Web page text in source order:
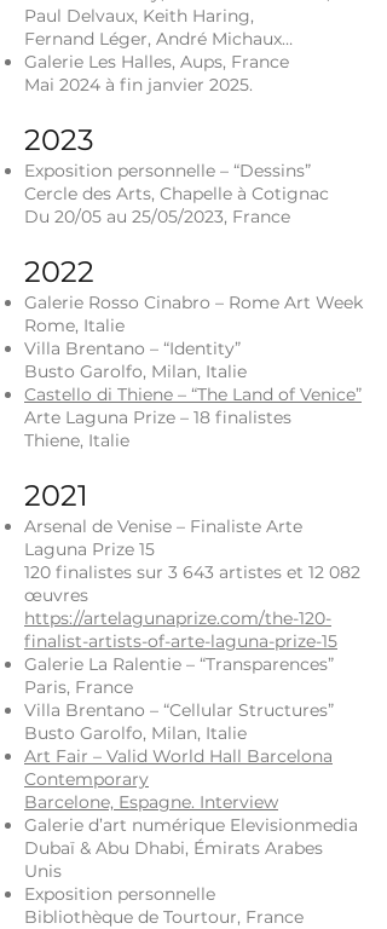
Paul Delvaux, Keith Haring,
Fernand Léger, André Michaux…
Galerie Les Halles, Aups, France
Mai 2024 à fin janvier 2025.
2023
Exposition personnelle – “Dessins”
Cercle des Arts, Chapelle à Cotignac
Du 20/05 au 25/05/2023, France
2022
Galerie Rosso Cinabro – Rome Art Week
Rome, Italie
Villa Brentano – “Identity”
Busto Garolfo, Milan, Italie
Castello di Thiene – “The Land of Venice”
Arte Laguna Prize – 18 finalistes
Thiene, Italie
2021
Arsenal de Venise – Finaliste Arte
Laguna Prize 15
120 finalistes sur 3 643 artistes et 12 082
œuvres
https://artelagunaprize.com/the-120-
finalist-artists-of-arte-laguna-prize-15
Galerie La Ralentie – “Transparences”
Paris, France
Villa Brentano – “Cellular Structures”
Busto Garolfo, Milan, Italie
Art Fair – Valid World Hall Barcelona
Contemporary
Barcelone, Espagne. Interview
Galerie d’art numérique Elevisionmedia
Dubaï & Abu Dhabi, Émirats Arabes
Unis
Exposition personnelle
Bibliothèque de Tourtour, France